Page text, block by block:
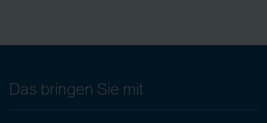
Das bringen Sie mit